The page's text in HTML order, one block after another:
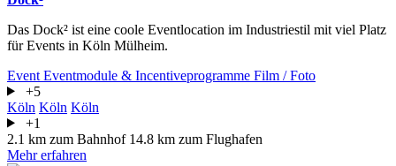
Das Dock² ist eine coole Eventlocation im Industriestil mit viel Platz
für Events in Köln Mülheim.
Event Eventmodule & Incentiveprogramme Film / Foto
+5
Köln Köln Köln
+1
2.1 km zum Bahnhof 14.8 km zum Flughafen
Mehr erfahren